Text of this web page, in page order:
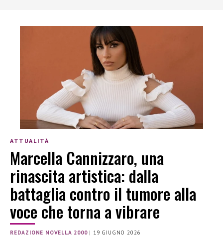
ATTUALITÀ
Marcella Cannizzaro, una
rinascita artistica: dalla
battaglia contro il tumore alla
voce che torna a vibrare
REDAZIONE NOVELLA 2000| 19 GIUGNO 2026